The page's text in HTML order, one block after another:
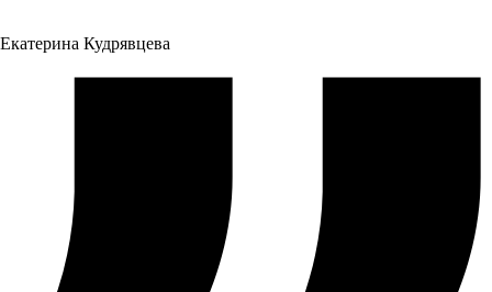
Екатерина Кудрявцева